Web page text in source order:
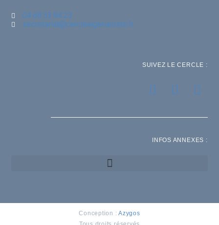
04.68.53.94.23
secretariat@cerclealgerianiste.fr
SUIVEZ LE CERCLE :
INFOS ANNEXES :
Conception :Azygos